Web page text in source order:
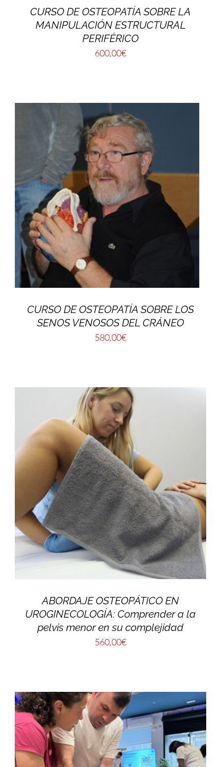
CURSO DE OSTEOPATÍA SOBRE LA
MANIPULACIÓN ESTRUCTURAL
PERIFÉRICO
600,00€
CURSO DE OSTEOPATÍA SOBRE LOS
SENOS VENOSOS DEL CRÁNEO
580,00€
ABORDAJE OSTEOPÁTICO EN
UROGINECOLOGÍA: Comprender a la
pelvis menor en su complejidad
560,00€